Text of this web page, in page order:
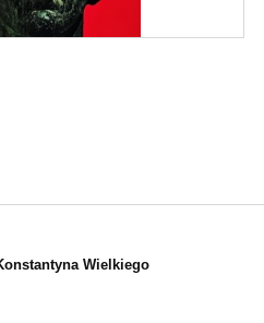
Wielkiego